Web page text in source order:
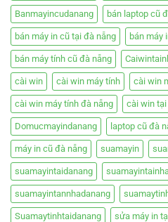
Banmayincudanang bán laptop cũ
bán máy in cũ tại đà nẵng bán máy
bán máy tính cũ đà nẵng
cài win cài win máy tính cài win
cài win máy tính đà nẵng cài win
Domucmayindanang laptop cũ đà
máy in cũ đà nẵng suamayin
suamayintaidanang
suamayintannhadanang
Suamaytinhtaidanang sửa máy in